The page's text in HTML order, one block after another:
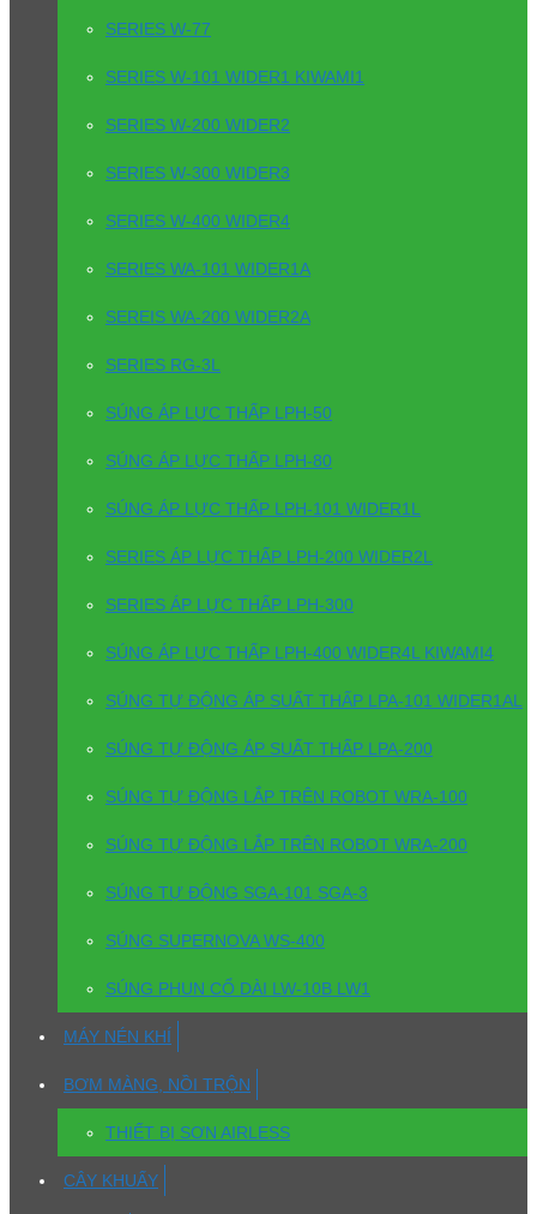
SERIES W-77
SERIES W-101 WIDER1 KIWAMI1
SERIES W-200 WIDER2
SERIES W-300 WIDER3
SERIES W-400 WIDER4
SERIES WA-101 WIDER1A
SEREIS WA-200 WIDER2A
SERIES RG-3L
SÚNG ÁP LỰC THẤP LPH-50
SÚNG ÁP LỰC THẤP LPH-80
SÚNG ÁP LỰC THẤP LPH-101 WIDER1L
SERIES ÁP LỰC THẤP LPH-200 WIDER2L
SERIES ÁP LỰC THẤP LPH-300
SÚNG ÁP LỰC THẤP LPH-400 WIDER4L KIWAMI4
SÚNG TỰ ĐỘNG ÁP SUẤT THẤP LPA-101 WIDER1AL
SÚNG TỰ ĐỘNG ÁP SUẤT THẤP LPA-200
SÚNG TỰ ĐỘNG LẮP TRÊN ROBOT WRA-100
SÚNG TỰ ĐỘNG LẮP TRÊN ROBOT WRA-200
SÚNG TỰ ĐỘNG SGA-101 SGA-3
SÚNG SUPERNOVA WS-400
SÚNG PHUN CỔ DÀI LW-10B LW1
MÁY NÉN KHÍ
BƠM MÀNG, NỒI TRỘN
THIẾT BỊ SƠN AIRLESS
CÂY KHUẤY